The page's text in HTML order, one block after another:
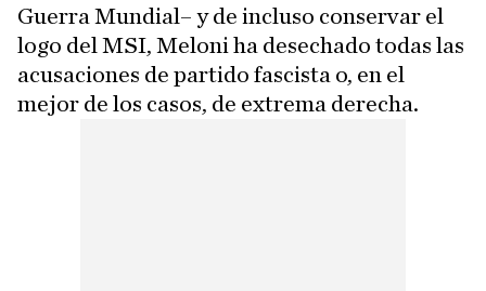
Guerra Mundial– y de incluso conservar el
logo del MSI, Meloni ha desechado todas las
acusaciones de partido fascista o, en el
mejor de los casos, de extrema derecha.